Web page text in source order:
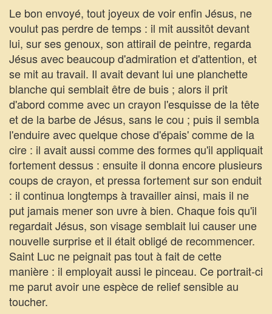
Le bon envoyé, tout joyeux de voir enfin Jésus, ne
voulut pas perdre de temps : il mit aussitôt devant
lui, sur ses genoux, son attirail de peintre, regarda
Jésus avec beaucoup d'admiration et d'attention, et
se mit au travail. Il avait devant lui une planchette
blanche qui semblait être de buis ; alors il prit
d'abord comme avec un crayon l'esquisse de la tête
et de la barbe de Jésus, sans le cou ; puis il sembla
l'enduire avec quelque chose d'épais' comme de la
cire : il avait aussi comme des formes qu'il appliquait
fortement dessus : ensuite il donna encore plusieurs
coups de crayon, et pressa fortement sur son enduit
: il continua longtemps à travailler ainsi, mais il ne
put jamais mener son uvre à bien. Chaque fois qu'il
regardait Jésus, son visage semblait lui causer une
nouvelle surprise et il était obligé de recommencer.
Saint Luc ne peignait pas tout à fait de cette
manière : il employait aussi le pinceau. Ce portrait-ci
me parut avoir une espèce de relief sensible au
toucher.